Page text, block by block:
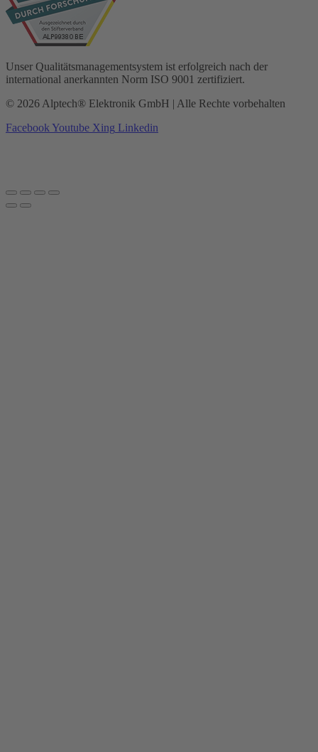
Unser Qualitätsmanagementsystem ist erfolgreich nach der
international anerkannten Norm ISO 9001 zertifiziert.
© 2026 Alptech® Elektronik GmbH | Alle Rechte vorbehalten
FacebookYoutube Xing Linkedin